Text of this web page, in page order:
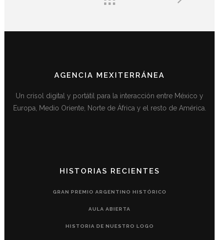
AGENCIA MEXITERRÁNEA
Un crisol digital y portátil para la interacción entre México y
Europa, Medio Oriente, Norte de África y el resto de América.
HISTORIAS RECIENTES
GRAN PREMIO ARGENTINO HISTÓRICO
AULA ABIERTA
HISTORIA DE NUESTRO LOGO